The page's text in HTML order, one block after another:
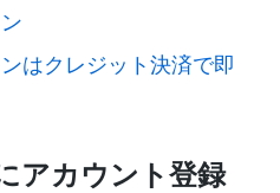
はクレジット決済で即
アカウント登録